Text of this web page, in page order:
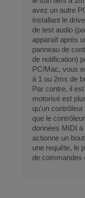
avez un autre
installant le
de test audio
apparaît après
panneau de
de notification)
PC/Mac, vous
à 1 ou 2ms de
Par contre, il
motorisé est
qu'un
que le
données MIDI
actionne un
une requête, le
de commandes